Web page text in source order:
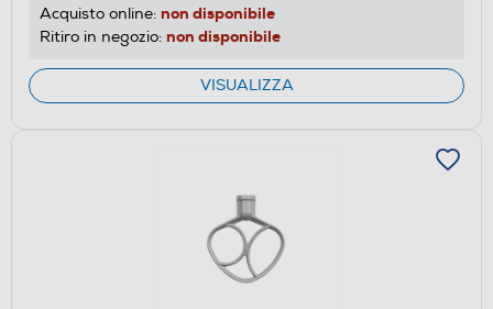
Acquisto online: non disponibile
Ritiro in negozio: non disponibile
VISUALIZZA